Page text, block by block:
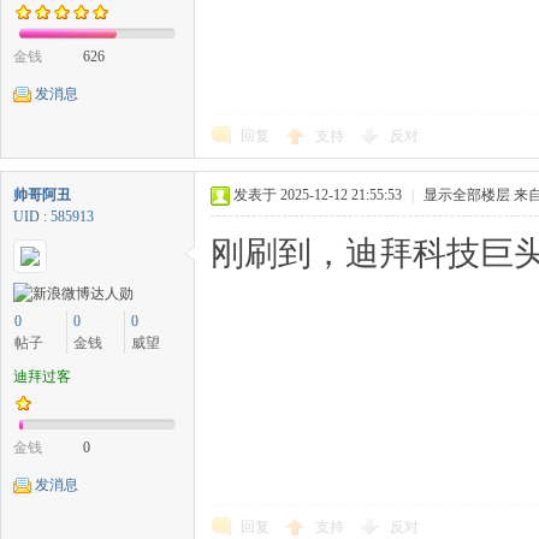
金钱 626
发消息
回复 支持 反对
帅哥阿丑
UID : 585913
0
帖子
0
金钱
0
威望
迪拜过客
金钱 0
发消息
发表于 2025-12-12 21:55:53 显示全部楼层 来
刚刷到，迪拜科技巨
回复 支持 反对